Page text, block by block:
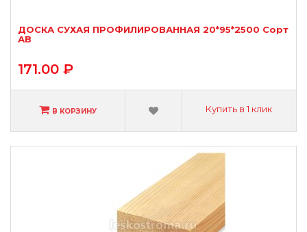
ДОСКА СУХАЯ ПРОФИЛИРОВАННАЯ 20*95*2500 Сорт
АВ
171.00 ₽
В КОРЗИНУ Купить в 1 клик